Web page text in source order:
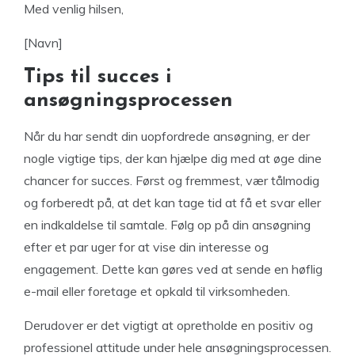
Med venlig hilsen,
[Navn]
Tips til succes i
ansøgningsprocessen
Når du har sendt din uopfordrede ansøgning, er der
nogle vigtige tips, der kan hjælpe dig med at øge dine
chancer for succes. Først og fremmest, vær tålmodig
og forberedt på, at det kan tage tid at få et svar eller
en indkaldelse til samtale. Følg op på din ansøgning
efter et par uger for at vise din interesse og
engagement. Dette kan gøres ved at sende en høflig
e-mail eller foretage et opkald til virksomheden.
Derudover er det vigtigt at opretholde en positiv og
professionel attitude under hele ansøgningsprocessen.